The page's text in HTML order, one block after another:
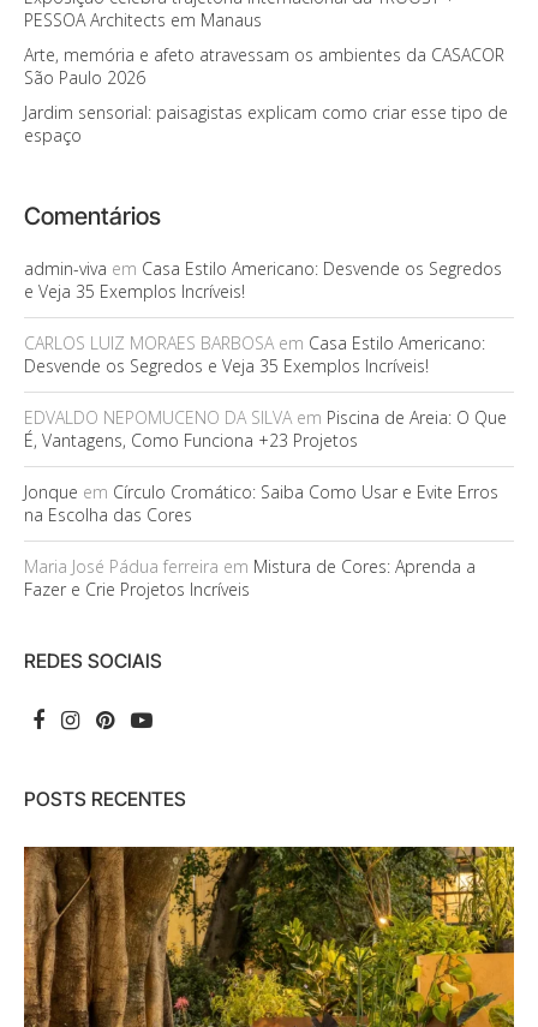
PESSOA Architects em Manaus
Arte, memória e afeto atravessam os ambientes da CASACOR
São Paulo 2026
Jardim sensorial: paisagistas explicam como criar esse tipo de
espaço
Comentários
admin-viva em Casa Estilo Americano: Desvende os Segredos
e Veja 35 Exemplos Incríveis!
CARLOS LUIZ MORAES BARBOSAem Casa Estilo Americano:
Desvende os Segredos e Veja 35 Exemplos Incríveis!
EDVALDO NEPOMUCENO DA SILVAem Piscina de Areia: O Que
É, Vantagens, Como Funciona +23 Projetos
Jonque em Círculo Cromático: Saiba Como Usar e Evite Erros
na Escolha das Cores
Maria José Pádua ferreira em Mistura de Cores: Aprenda a
Fazer e Crie Projetos Incríveis
REDES SOCIAIS
POSTS RECENTES